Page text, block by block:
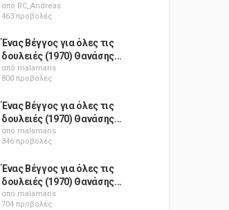
από RC_Andreas
463 προβολές
Ένας Βέγγος για όλες τις
δουλειές (1970) Θανάσης...
από malamaris
800 προβολές
Ένας Βέγγος για όλες τις
δουλειές (1970) Θανάσης...
από malamaris
346 προβολές
Ένας Βέγγος για όλες τις
δουλειές (1970) Θανάσης...
από malamaris
704 προβολές